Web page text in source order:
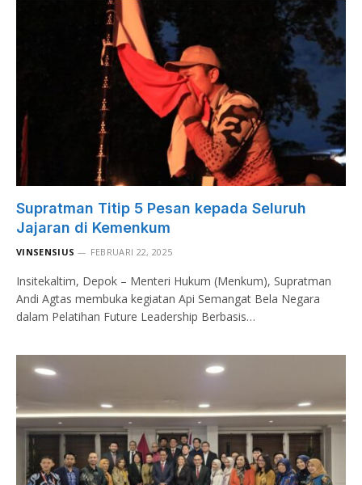
Supratman Titip 5 Pesan kepada Seluruh
Jajaran di Kemenkum
VINSENSIUS FEBRUARI 22, 2025
Insitekaltim, Depok – Menteri Hukum (Menkum), Supratman
Andi Agtas membuka kegiatan Api Semangat Bela Negara
dalam Pelatihan Future Leadership Berbasis…